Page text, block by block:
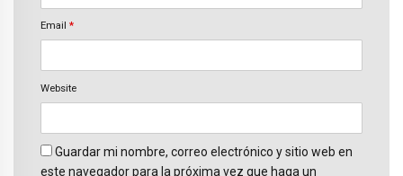
Email *
Website
Guardar mi nombre, correo electrónico y sitio web en
este navegador para la próxima vez que haga un